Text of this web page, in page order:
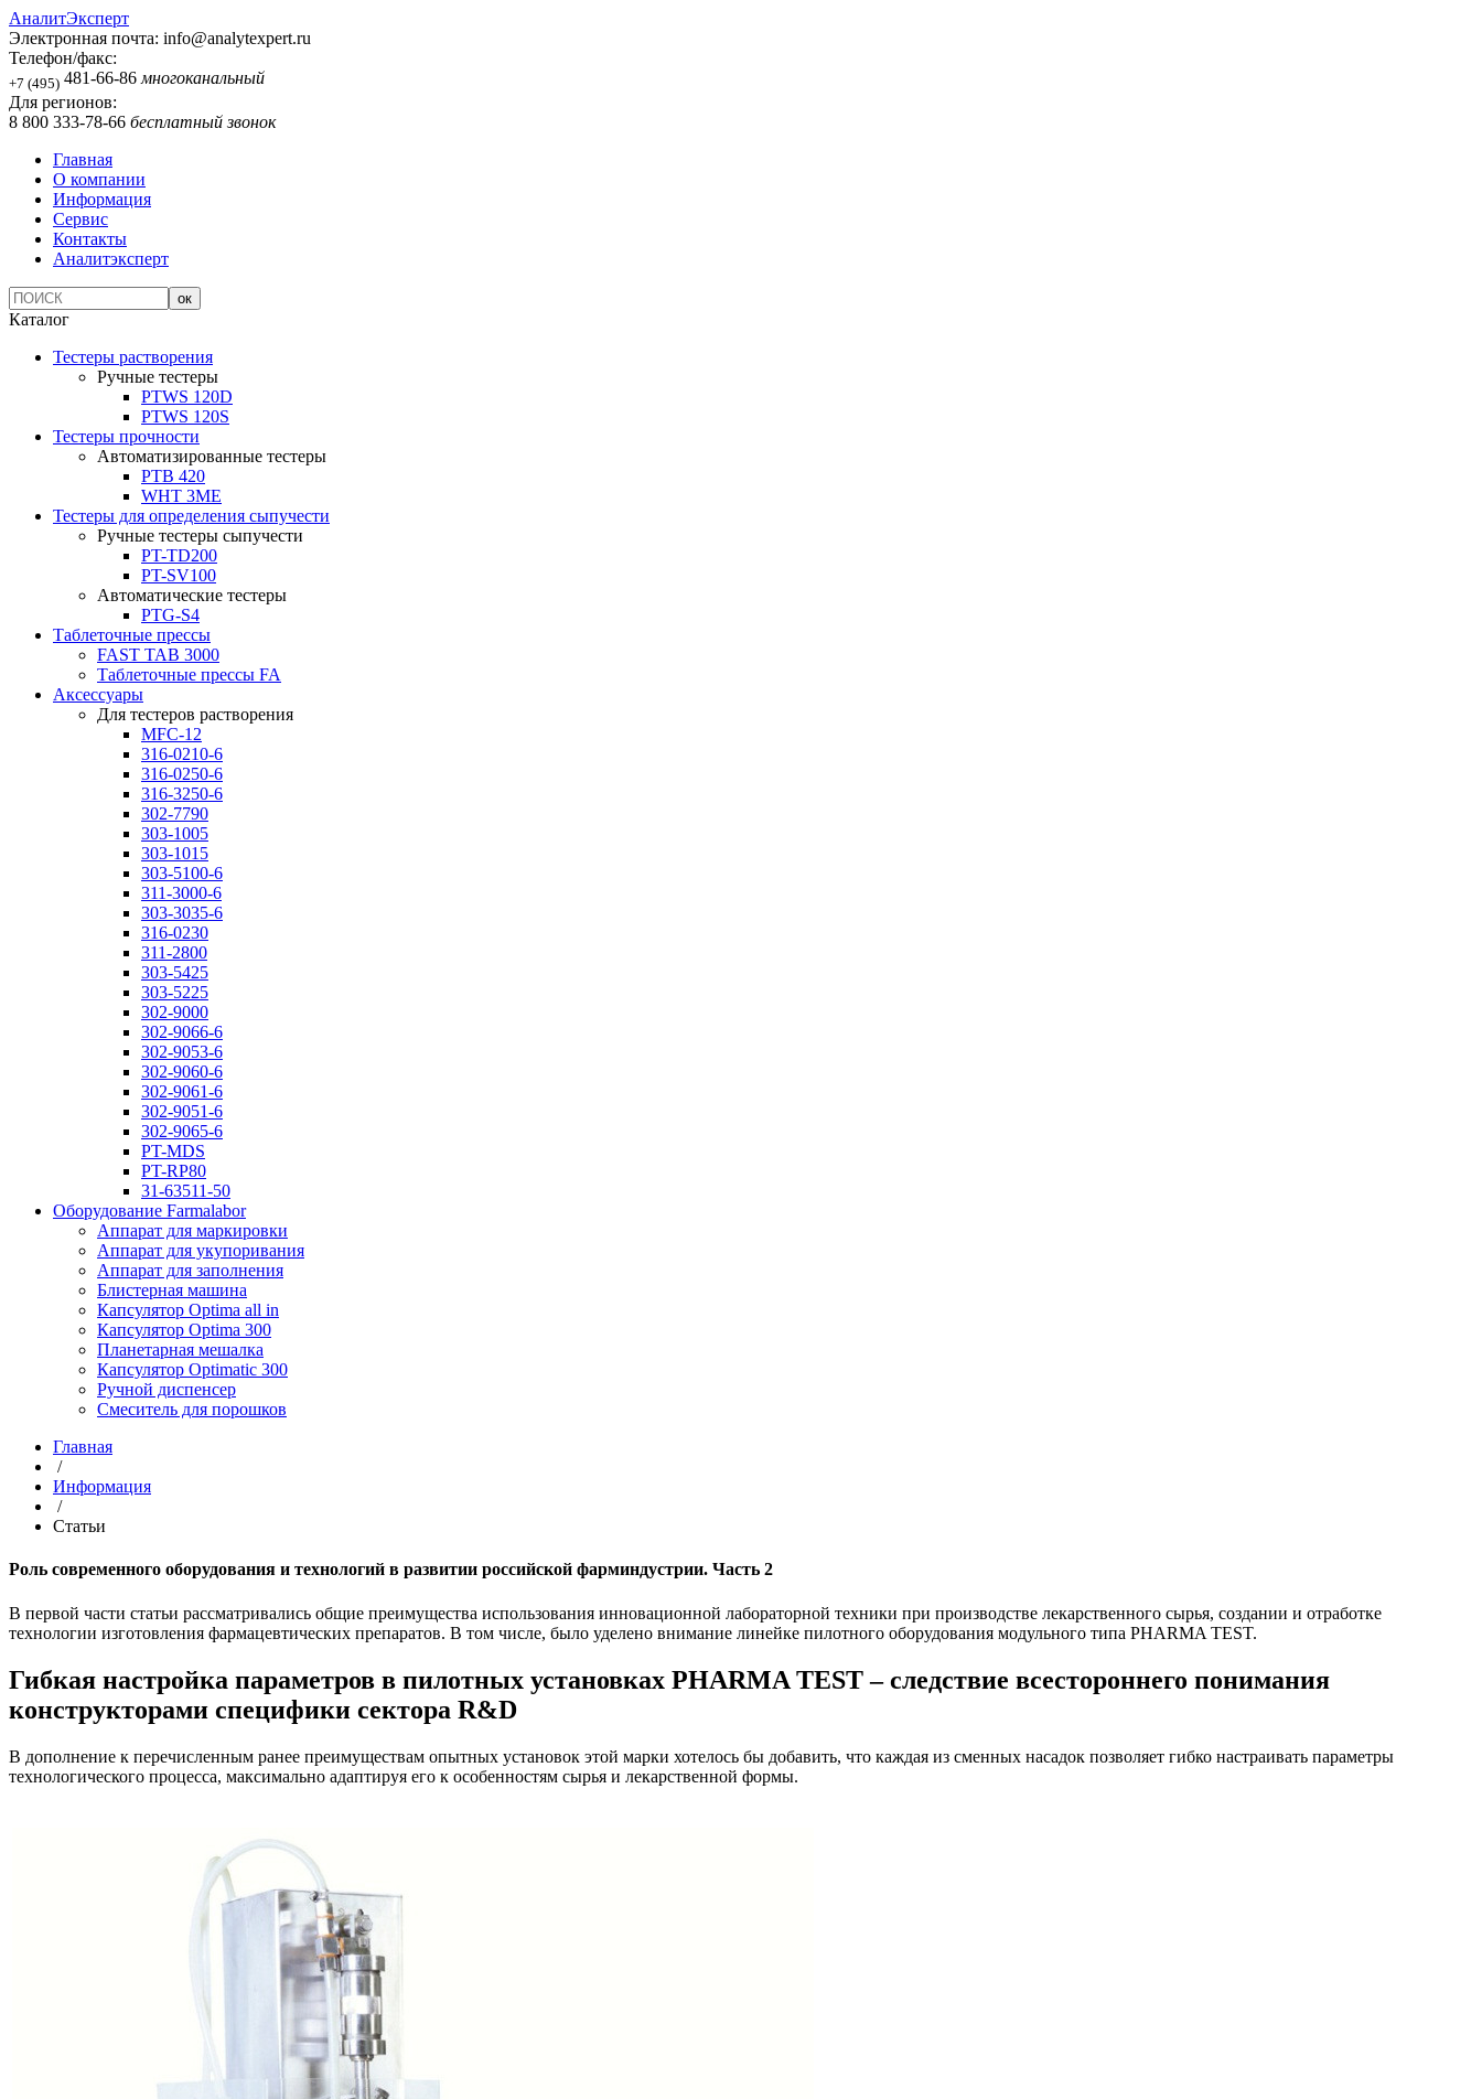
АналитЭксперт
Электронная почта: info@analytexpert.ru
Телефон/факс:
+7 (495) 481-66-86 многоканальный
Для регионов:
8 800 333-78-66 бесплатный звонок
Главная
О компании
Информация
Сервис
Контакты
Аналитэксперт
Каталог
Тестеры растворения
Ручные тестеры
PTWS 120D
PTWS 120S
Тестеры прочности
Автоматизированные тестеры
PTB 420
WHT 3ME
Тестеры для определения сыпучести
Ручные тестеры сыпучести
PT-TD200
PT-SV100
Автоматические тестеры
PTG-S4
Таблеточные прессы
FAST TAB 3000
Таблеточные прессы FA
Аксессуары
Для тестеров растворения
MFC-12
316-0210-6
316-0250-6
316-3250-6
302-7790
303-1005
303-1015
303-5100-6
311-3000-6
303-3035-6
316-0230
311-2800
303-5425
303-5225
302-9000
302-9066-6
302-9053-6
302-9060-6
302-9061-6
302-9051-6
302-9065-6
PT-MDS
PT-RP80
31-63511-50
Оборудование Farmalabor
Аппарат для маркировки
Аппарат для укупоривания
Аппарат для заполнения
Блистерная машина
Капсулятор Optima all in
Капсулятор Optima 300
Планетарная мешалка
Капсулятор Optimatic 300
Ручной диспенсер
Смеситель для порошков
Главная
/
Информация
/
Статьи
Роль современного оборудования и технологий в развитии российской фарминдустрии. Часть 2
В первой части статьи рассматривались общие преимущества использования инновационной лабораторной техники при производстве лекарственного сырья, создании и отработке
технологии изготовления фармацевтических препаратов. В том числе, было уделено внимание линейке пилотного оборудования модульного типа PHARMA TEST.
Гибкая настройка параметров в пилотных установках PHARMA TEST – следствие всестороннего понимания
конструкторами специфики сектора R&D
В дополнение к перечисленным ранее преимуществам опытных установок этой марки хотелось бы добавить, что каждая из сменных насадок позволяет гибко настраивать параметры
технологического процесса, максимально адаптируя его к особенностям сырья и лекарственной формы.